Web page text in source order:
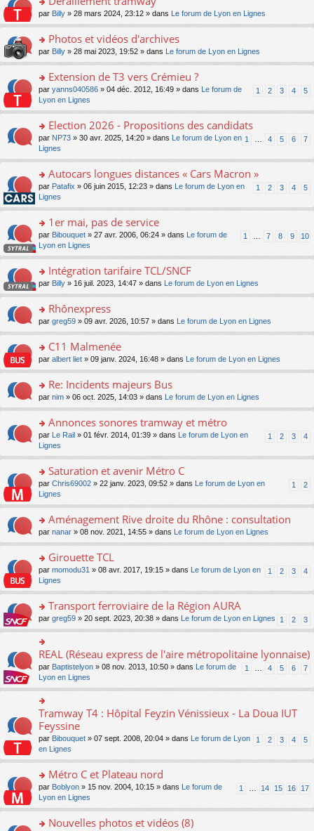
nt
u
s
ré
c
e
o
n
lu
pl
u
s
ré
c
e
e
o
n
lu
pl
u
s
ré
c
e
nt
m
e
s
a
g
e
n
o
n
pl
u
s
ré
c
nt
o
n
ult
er
le
m
e
s
g
e
n
o
n
le
s
ré
e
par Billy » 28 mars 2024, 23:12 » dans Le forum de Lyon en Lignes
o
n
ult
er
le
m
e
s
s
e
n
o
n
lu
pl
ré
c
e
Photos et vidéos d'archives
par Billy » 28 mai 2023, 19:52 » dans Le forum de Lyon en Lignes
o
s
er
le
m
e
s
s
a
n
o
n
lu
le
u
ré
c
e
Extension de T3 vers Crémieu ?
1 2 3 4 5
par yanns040586 » 04 déc. 2012, 16:49 » dans
Le forum de
Lyon en Lignes
o
s
er
le
m
e
s
s
a
n
o
n
lu
pl
s
ré
c
nt
Election 2026 - Propositions des candidats
1 4 5 6 7
par NP73 » 30 avr. 2025, 14:20 » dans
Le forum de Lyon en
Lignes
o
s
er
le
m
e
s
s
e
n
o
n
le
u
s
ré
e
nt
Autocars longues distances « Cars Macron »
1 2 3 4 5
par Patafix » 06 juin 2015, 12:23 » dans
Le forum de Lyon en
Lignes
o
s
er
le
m
e
s
g
e
n
o
lu
pl
u
ré
e
nt
1er mai, pas de service
1 7 8 9 10
par Bibouquet » 27 avr. 2006, 06:24 » dans
Le forum de
Lyon en Lignes
o
n
ult
er
le
m
e
a
g
e
n
n
pl
u
ré
e
nt
Intégration tarifaire TCL/SNCF
par Billy » 16 juil. 2023, 14:47 » dans Le forum de Lyon en Lignes
o
n
ult
er
le
m
e
a
g
e
n
o
lu
u
s
ré
e
nt
Rhônexpress
par greg59 » 09 avr. 2026, 10:57 » dans Le forum de Lyon en Lignes
o
n
ult
er
le
m
e
s
g
e
n
o
n
le
u
s
ré
c
nt
C11 Malmenée
par albert liet » 09 janv. 2024, 16:48 » dans Le forum de Lyon en Lignes
o
n
ult
er
le
m
e
s
s
e
n
o
n
le
s
ré
c
e
nt
Re: Incidents majeurs Bus
par nim » 06 oct. 2025, 14:03 » dans Le forum de Lyon en Lignes
o
s
er
le
m
e
s
s
e
n
o
n
lu
pl
s
ré
c
nt
Annonces sonores tramway et métro
1 2 3 4
par Le Rail » 01 févr. 2014, 01:39 » dans
Le forum de Lyon en
Lignes
o
s
er
le
m
e
s
s
e
n
o
n
lu
pl
ré
e
nt
Saturation et avenir Métro C
1 2
par Chris69002 » 22 janv. 2023, 09:52 » dans
Le forum de Lyon en
Lignes
o
n
ult
er
le
m
e
s
a
e
n
o
n
lu
le
pl
u
s
ré
c
e
nt
Aménagement Rive droite du Rhône : consultation
par nanar » 08 nov. 2021, 14:55 » dans Le forum de Lyon en Lignes
o
s
er
le
m
e
s
s
a
e
o
n
lu
le
pl
s
ré
c
e
nt
Girouette TCL
1 2 3 4
par momodu31 » 08 avr. 2017, 19:15 » dans
Le forum de Lyon en
Lignes
o
n
s
ult
er
le
m
e
s
a
e
n
lu
le
pl
s
Transport ferroviaire de la Région AURA
1 2 3
par greg59 » 20 sept. 2023, 20:38 » dans Le forum de Lyon en Lignes
o
n
s
le
m
e
s
s
a
e
n
o
n
lu
REAL (Réseau express de l'aire métropolitaine lyonnaise)
1 4 5 6 7
par Baptistelyon » 08 nov. 2013, 10:50 » dans
Le forum de
Lyon en Lignes
o
n
ult
le
m
e
s
s
g
Tramway T4 : Hôpital Feyzin Vénissieux - La Doua IUT
Feyssine
1 2 3 4 5
par Bibouquet » 07 sept. 2008, 20:04 » dans
Le forum de Lyon
en Lignes
o
s
er
Métro C et Plateau nord
1 14 15 16 17
par Boblyon » 15 nov. 2004, 10:15 » dans
Le forum de
Lyon en Lignes
Nouvelles photos et vidéos (8)